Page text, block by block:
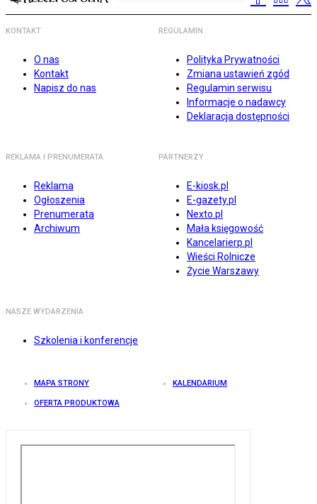
KONTAKT
O nas
Kontakt
Napisz do nas
REGULAMIN
Polityka Prywatności
Zmiana ustawień zgód
Regulamin serwisu
Informacje o nadawcy
Deklaracja dostępności
REKLAMA I PRENUMERATA
Reklama
Ogłoszenia
Prenumerata
Archiwum
PARTNERZY
E-kiosk.pl
E-gazety.pl
Nexto.pl
Mała księgowość
Kancelarierp.pl
Wieści Rolnicze
Życie Warszawy
NASZE WYDARZENIA
Szkolenia i konferencje
MAPA STRONY KALENDARIUM
OFERTA PRODUKTOWA